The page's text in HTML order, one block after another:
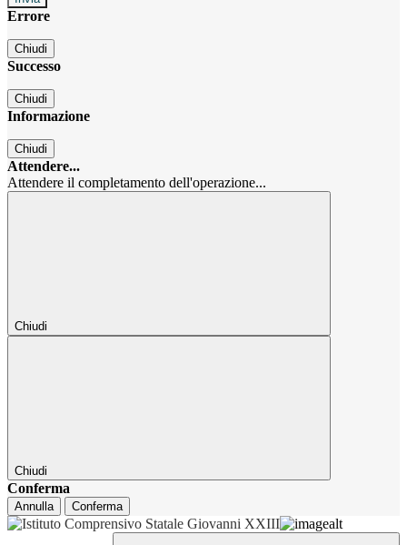
Errore
Chiudi
Successo
Chiudi
Informazione
Chiudi
Attendere...
Attendere il completamento dell'operazione...
Chiudi
Chiudi
Conferma
Annulla Conferma